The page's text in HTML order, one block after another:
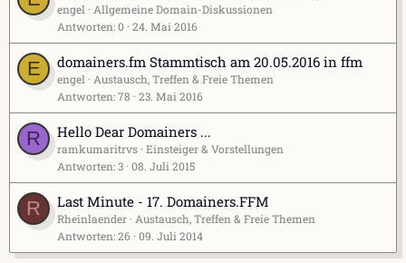
engel
Allgemeine Domain-Diskussionen
Antworten 0 24. Mai 2016
E domainers.fm Stammtisch am 20.05.2016 in ffm
engel
Austausch, Treffen & Freie Themen
Antworten 78 23. Mai 2016
R Hello Dear Domainers ...
ramkumaritrvs Einsteiger & Vorstellungen
Antworten 3 08. Juli 2015
R Last Minute - 17. Domainers.FFM
Rheinlaender
Austausch, Treffen & Freie Themen
Antworten 26 09. Juli 2014